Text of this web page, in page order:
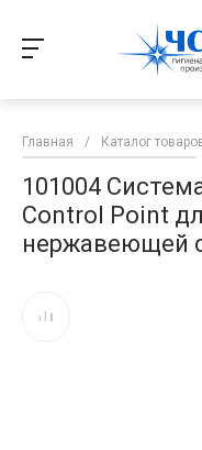
Главная / Каталог
101004
Control Point
нержавеющей